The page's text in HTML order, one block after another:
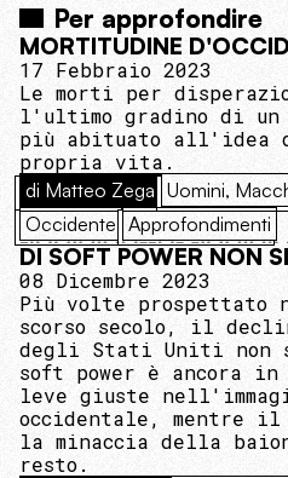
Per approfondire
MORTITUDINE
17 Febbraio 2023
Le morti per
l'ultimo gradino di un
più abituato all'idea
propria vita.
di Matteo Zega Uomini,
Occidente Approfondimenti
DI SOFT POWER NON
08 Dicembre 2023
Più volte prospettato
scorso secolo, il
degli Stati Uniti non
soft power è ancora in
leve giuste
occidentale, mentre
la minaccia della
resto.